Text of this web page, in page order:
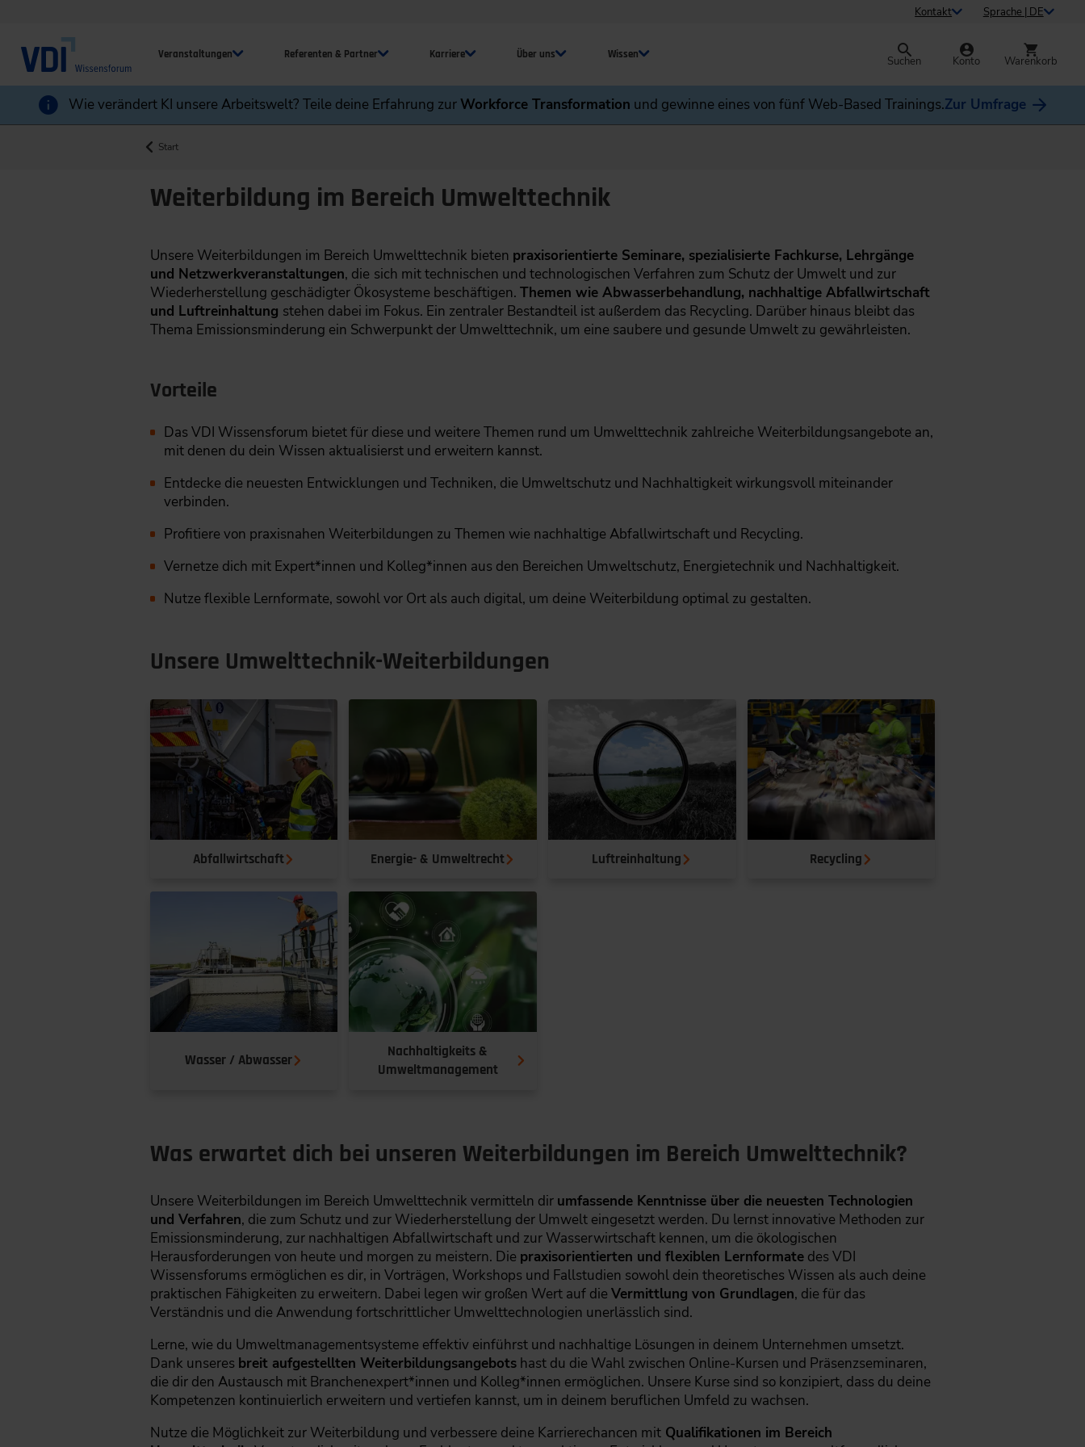
Kontakt Sprache | DE
Veranstaltungen Referenten & Partner Karriere Über uns Wissen Suchen Konto Warenkorb
Wie verändert KI unsere Arbeitswelt? Teile deine Erfahrung zurWorkforce Transformation und gewinne eines von fünf Web-Based Trainings.Zur Umfrage
Start
Weiterbildung im Bereich Umwelttechnik
Unsere Weiterbildungen im Bereich Umwelttechnik bieten praxisorientierte Seminare, spezialisierte Fachkurse, Lehrgänge
und Netzwerkveranstaltungen, die sich mit technischen und technologischen Verfahren zum Schutz der Umwelt und zur
Wiederherstellung geschädigter Ökosysteme beschäftigen. Themen wie Abwasserbehandlung, nachhaltige Abfallwirtschaft
und Luftreinhaltung stehen dabei im Fokus. Ein zentraler Bestandteil ist außerdem das Recycling. Darüber hinaus bleibt das
Thema Emissionsminderung ein Schwerpunkt der Umwelttechnik, um eine saubere und gesunde Umwelt zu gewährleisten.
Vorteile
Das VDI Wissensforum bietet für diese und weitere Themen rund um Umwelttechnik zahlreiche Weiterbildungsangebote an,
mit denen du dein Wissen aktualisierst und erweitern kannst.
Entdecke die neuesten Entwicklungen und Techniken, die Umweltschutz und Nachhaltigkeit wirkungsvoll miteinander
verbinden.
Profitiere von praxisnahen Weiterbildungen zu Themen wie nachhaltige Abfallwirtschaft und Recycling.
Vernetze dich mit Expert*innen und Kolleg*innen aus den Bereichen Umweltschutz, Energietechnik und Nachhaltigkeit.
Nutze flexible Lernformate, sowohl vor Ort als auch digital, um deine Weiterbildung optimal zu gestalten.
Unsere Umwelttechnik-Weiterbildungen
Abfallwirtschaft Energie- & Umweltrecht Luftreinhaltung Recycling
Wasser / Abwasser
Nachhaltigkeits &
Umweltmanagement
Was erwartet dich bei unseren Weiterbildungen im Bereich Umwelttechnik?
Unsere Weiterbildungen im Bereich Umwelttechnik vermitteln dir umfassende Kenntnisse über die neuesten Technologien
und Verfahren, die zum Schutz und zur Wiederherstellung der Umwelt eingesetzt werden. Du lernst innovative Methoden zur
Emissionsminderung, zur nachhaltigen Abfallwirtschaft und zur Wasserwirtschaft kennen, um die ökologischen
Herausforderungen von heute und morgen zu meistern. Die praxisorientierten und flexiblen Lernformatedes VDI
Wissensforums ermöglichen es dir, in Vorträgen, Workshops und Fallstudien sowohl dein theoretisches Wissen als auch deine
praktischen Fähigkeiten zu erweitern. Dabei legen wir großen Wert auf die Vermittlung von Grundlagen, die für das
Verständnis und die Anwendung fortschrittlicher Umwelttechnologien unerlässlich sind.
Lerne, wie du Umweltmanagementsysteme effektiv einführst und nachhaltige Lösungen in deinem Unternehmen umsetzt.
Dank unseres breit aufgestellten Weiterbildungsangebotshast du die Wahl zwischen Online-Kursen und Präsenzseminaren,
die dir den Austausch mit Branchenexpert*innen und Kolleg*innen ermöglichen. Unsere Kurse sind so konzipiert, dass du deine
Kompetenzen kontinuierlich erweitern und vertiefen kannst, um in deinem beruflichen Umfeld zu wachsen.
Nutze die Möglichkeit zur Weiterbildung und verbessere deine Karrierechancen mitQualifikationen im Bereich